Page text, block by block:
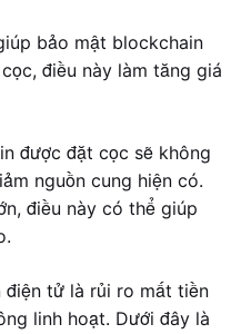
bảo mật blockchain
điều này làm tăng giá
được đặt cọc sẽ không
nguồn cung hiện có.
điều này có thể giúp
điện tử là rủi ro mất tiền
linh hoạt. Dưới đây là